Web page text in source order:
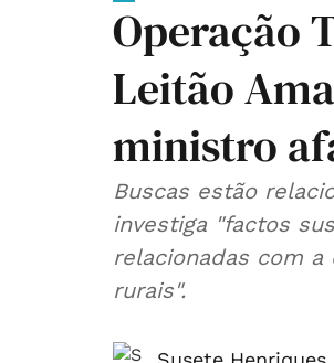
Operação
Leitão
ministro
Buscas estão
investiga "factos
relacionadas com
rurais".